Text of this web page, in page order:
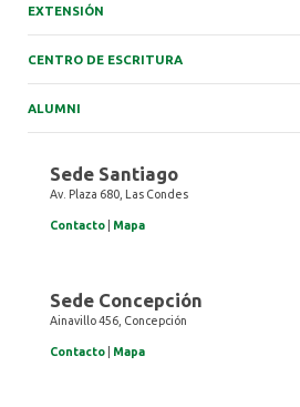
EXTENSIÓN
CENTRO DE ESCRITURA
ALUMNI
Sede Santiago
Av. Plaza 680, Las Condes
Contacto Mapa
Sede Concepción
Ainavillo 456, Concepción
Contacto Mapa